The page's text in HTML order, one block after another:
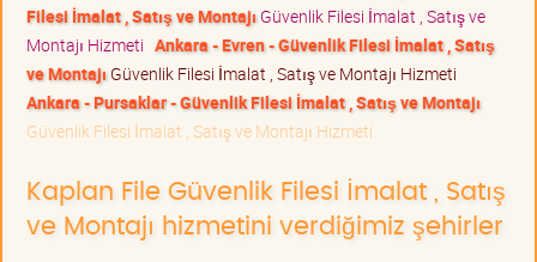
Filesi İmalat , Satış ve Montajı Güvenlik Filesi İmalat , Satış ve
Montajı Hizmeti Ankara - Evren - Güvenlik Filesi İmalat , Satış
ve Montajı Güvenlik Filesi İmalat , Satış ve Montajı Hizmeti
Ankara - Pursaklar - Güvenlik Filesi İmalat , Satış ve Montajı
Güvenlik Filesi İmalat , Satış ve Montajı Hizmeti
Kaplan File Güvenlik Filesi İmalat , Satış
ve Montajı hizmetini verdiğimiz şehirler